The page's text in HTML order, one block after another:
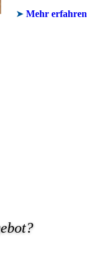
➤ Mehr erfahren